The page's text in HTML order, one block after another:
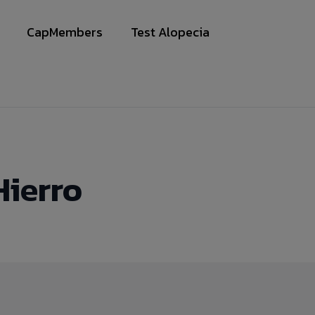
CapMembers Test Alopecia